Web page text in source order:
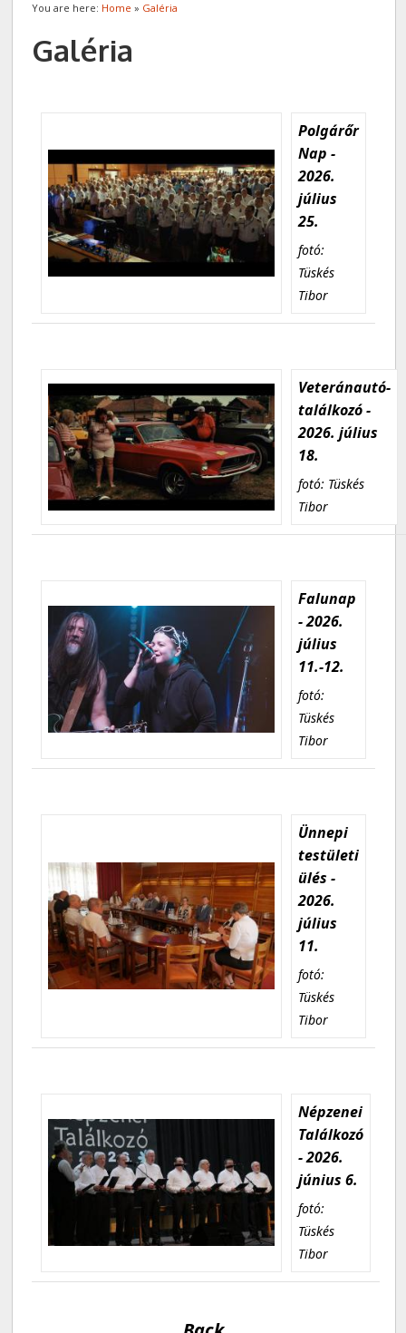
You are here: Home » Galéria
Galéria
Polgárőr
Nap -
2026.
július
25.
fotó:
Tüskés
Tibor
Veteránautó-
találkozó -
2026. július
18.
fotó: Tüskés
Tibor
Falunap
- 2026.
július
11.-12.
fotó:
Tüskés
Tibor
Ünnepi
testületi
ülés -
2026.
július
11.
fotó:
Tüskés
Tibor
Népzenei
Találkozó
- 2026.
június 6.
fotó:
Tüskés
Tibor